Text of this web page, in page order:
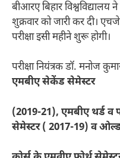
बीआरए बिहार
शुक्रवार को जारी कर दी।
परीक्षा इसी महीने शुरू होगी।
परीक्षा नियंत्रक डॉ. मनोज
एमबीए सेकेंड सेमेस्टर
(2019-21), एमबीए थर्ड व
सेमेस्टर ( 2017-19) व